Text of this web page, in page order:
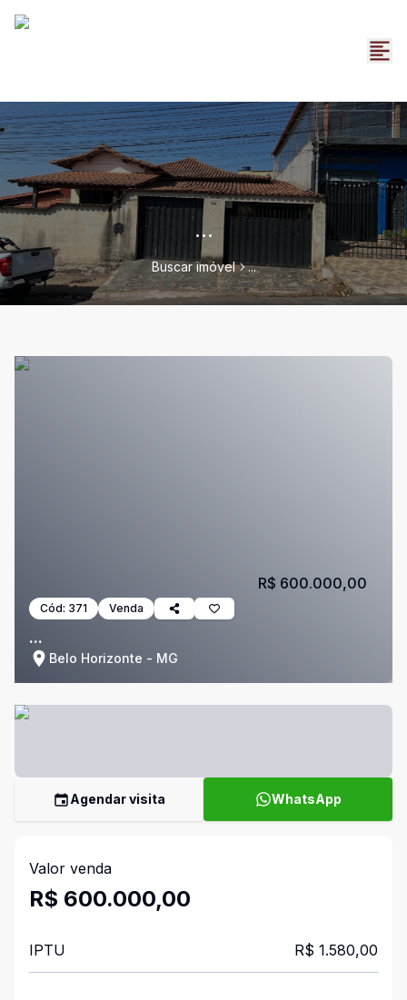
...
Buscar imóvel ...
Cód: 371 Venda
...
Belo Horizonte - MG
R$ 600.000,00
Agendar visita WhatsApp
Valor venda
R$ 600.000,00
IPTU R$ 1.580,00